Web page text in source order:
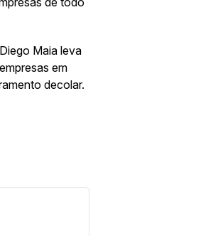
Maia leva
em
decolar.